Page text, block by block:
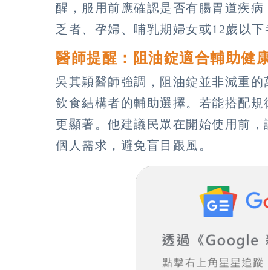
醒，服用前應確認是否有腸胃道疾
乏者、孕婦、哺乳期婦女或12歲以
醫師提醒：阻油錠適合輔助健
吳其穎醫師強調，阻油錠並非減重
飲食結構者的輔助選擇。若能搭配
更顯著。他建議民眾在開始使用前
個人需求，避免盲目跟風。